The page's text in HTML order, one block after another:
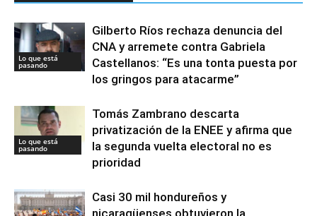
Lo que está
pasando
Gilberto Ríos rechaza denuncia del
CNA y arremete contra Gabriela
Castellanos: “Es una tonta puesta por
los gringos para atacarme”
Lo que está
pasando
Tomás Zambrano descarta
privatización de la ENEE y afirma que
la segunda vuelta electoral no es
prioridad
Casi 30 mil hondureños y
nicaragüenses obtuvieron la